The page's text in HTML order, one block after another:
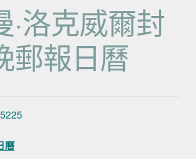
·洛克威爾封
郵報日曆
曆